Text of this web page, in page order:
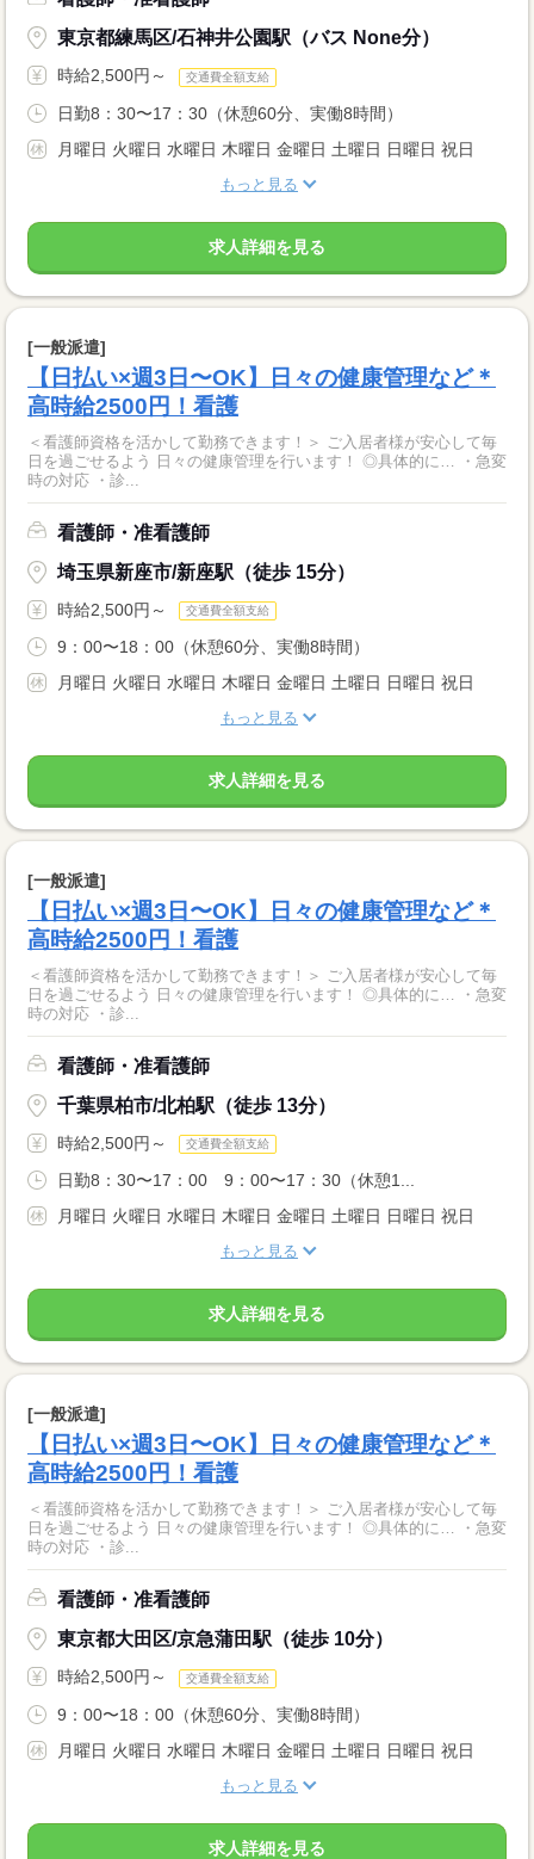
東京都練馬区/石神井公園駅（バス None分）
時給2,500円～ 交通費全額支給
日勤8：30〜17：30（休憩60分、実働8時間）
月曜日 火曜日 水曜日 木曜日 金曜日 土曜日 日曜日 祝日
もっと見る
求人詳細を見る
[一般派遣]
【日払い×週3日〜OK】日々の健康管理など＊
高時給2500円！看護
＜看護師資格を活かして勤務できます！＞ ご入居者様が安心して毎
日を過ごせるよう 日々の健康管理を行います！ ◎具体的に… ・急変
時の対応 ・診...
看護師・准看護師
埼玉県新座市/新座駅（徒歩 15分）
時給2,500円～ 交通費全額支給
9：00〜18：00（休憩60分、実働8時間）
月曜日 火曜日 水曜日 木曜日 金曜日 土曜日 日曜日 祝日
もっと見る
求人詳細を見る
[一般派遣]
【日払い×週3日〜OK】日々の健康管理など＊
高時給2500円！看護
＜看護師資格を活かして勤務できます！＞ ご入居者様が安心して毎
日を過ごせるよう 日々の健康管理を行います！ ◎具体的に… ・急変
時の対応 ・診...
看護師・准看護師
千葉県柏市/北柏駅（徒歩 13分）
時給2,500円～ 交通費全額支給
日勤8：30〜17：00 9：00〜17：30（休憩1...
月曜日 火曜日 水曜日 木曜日 金曜日 土曜日 日曜日 祝日
もっと見る
求人詳細を見る
[一般派遣]
【日払い×週3日〜OK】日々の健康管理など＊
高時給2500円！看護
＜看護師資格を活かして勤務できます！＞ ご入居者様が安心して毎
日を過ごせるよう 日々の健康管理を行います！ ◎具体的に… ・急変
時の対応 ・診...
看護師・准看護師
東京都大田区/京急蒲田駅（徒歩 10分）
時給2,500円～ 交通費全額支給
9：00〜18：00（休憩60分、実働8時間）
月曜日 火曜日 水曜日 木曜日 金曜日 土曜日 日曜日 祝日
もっと見る
求人詳細を見る